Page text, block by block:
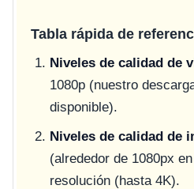
Tabla rápida de
Niveles de calidad de
1080p (nuestro
disponible).
Niveles de calidad de
(alrededor de 1080px
resolución (hasta 4K).